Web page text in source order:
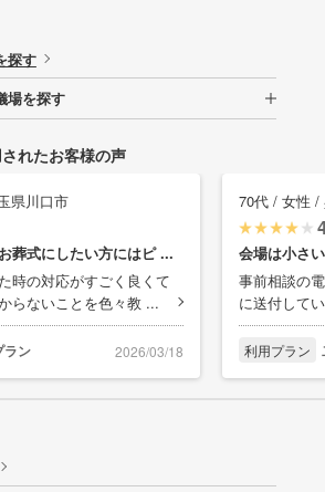
探す
場を探す
れたお客様の声
県川口市
葬式にしたい方にはピ ...
時の対応がすごく良くて
らないことを色々教 ...
ラン 2026/03/18
70代 / 女性 /
会場は小さ
事前相談の
に送付して
利用プラン